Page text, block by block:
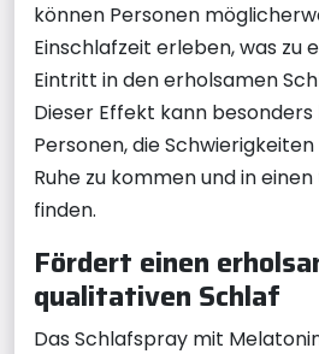
können Personen
Einschlafzeit erleben, was zu
Eintritt in den erholsamen
Dieser Effekt kann
Personen, die
Ruhe zu kommen und in
finden.
Fördert einen
qualitativen Schlaf
Das Schlafspray mit